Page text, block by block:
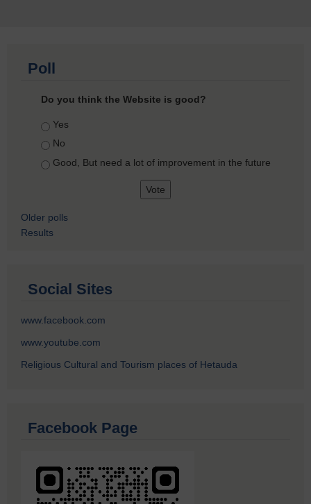
Poll
Do you think the Website is good?
Choices
Yes
No
Good, But need a lot of improvement in the future
Older polls
Results
Social Sites
www.facebook.com
www.youtube.com
Religious Cultural and Tourism places of Hetauda
Facebook Page